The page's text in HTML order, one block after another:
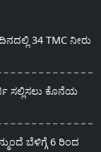
34 TMC ನೀರು
ಸಲ್ಲಿಸಲು ಕೊನೆಯ
ಬೆಳಿಗ್ಗೆ 6 ರಿಂದ